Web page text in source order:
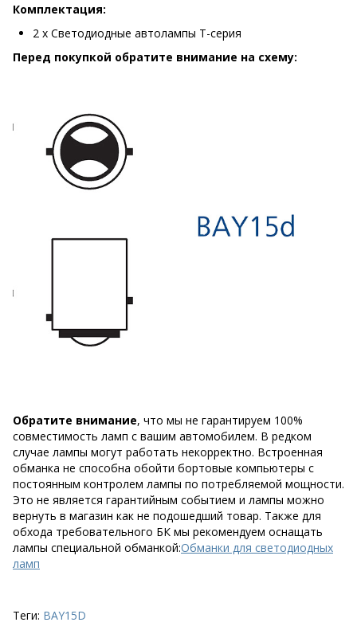
Комплектация:
2 х Светодиодные автолампы Т-серия
Перед покупкой обратите внимание на схему:
Обратите внимание, что мы не гарантируем 100%
совместимость ламп с вашим автомобилем. В редком
случае лампы могут работать некорректно. Встроенная
обманка не способна обойти бортовые компьютеры с
постоянным контролем лампы по потребляемой мощности.
Это не является гарантийным событием и лампы можно
вернуть в магазин как не подошедший товар. Также для
обхода требовательного БК мы рекомендуем оснащать
лампы специальной обманкой:Обманки для светодиодных
ламп
Теги: BAY15D